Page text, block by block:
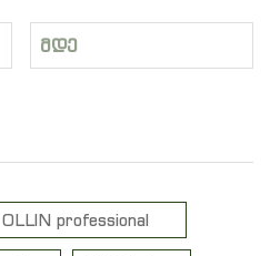
OLLIN professional